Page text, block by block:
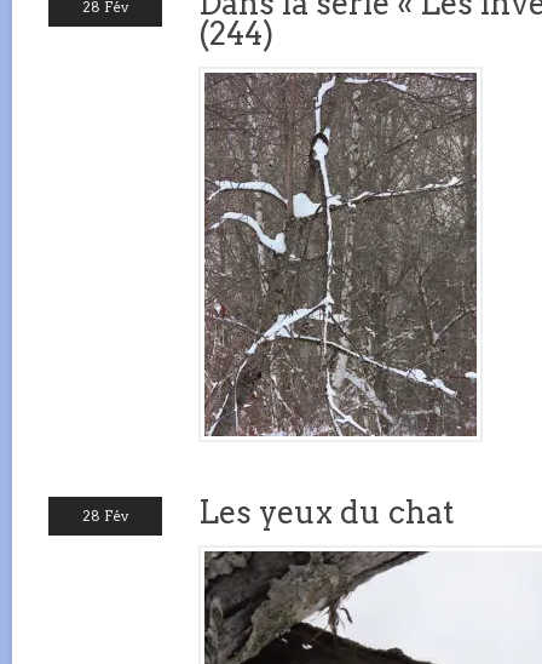
28 Fév
(244)
28 Fév Les yeux du chat